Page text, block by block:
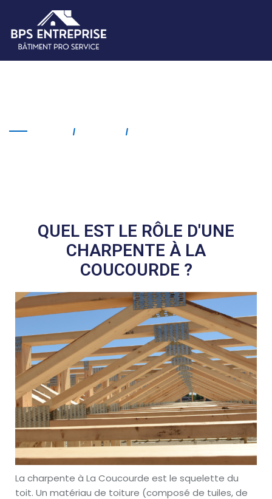
QUEL EST LE RÔLE D'UNE
CHARPENTE À LA
COUCOURDE ?
La charpente à La Coucourde est le squelette du
toit. Un matériau de toiture (composé de tuiles, de